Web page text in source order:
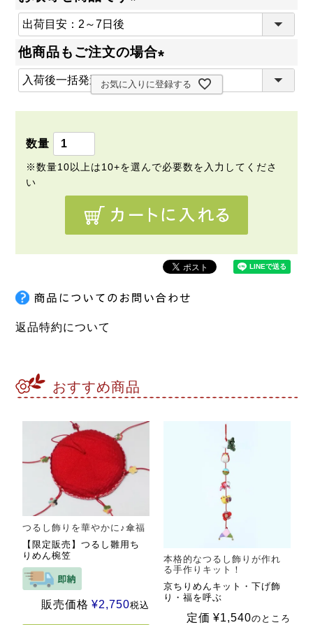
必
須
)
他商品もご注文の場合
(
お気に入りに登録する
返品特約について
おすすめ商品
つるし飾りを華やかに♪傘福
【限定販売】つるし雛用ち
りめん椀笠
販売価格 ¥2,750税込
本格的なつるし飾りが作れ
る手作りキット！
京ちりめんキット・下げ飾
り・福を呼ぶ
定価 ¥1,540のところ